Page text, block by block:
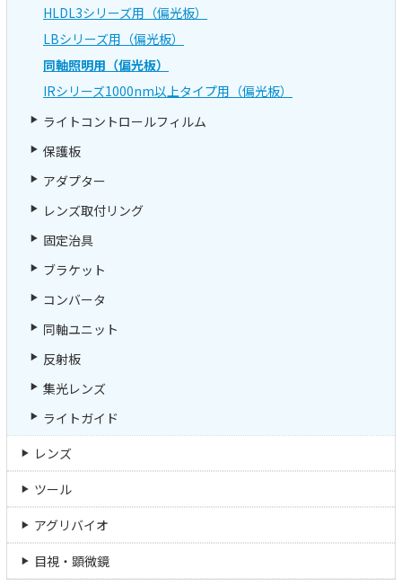
HLDL3シリーズ用（偏光板）
LBシリーズ用（偏光板）
同軸照明用（偏光板）
IRシリーズ1000nm以上タイプ用（偏光板）
ライトコントロールフィルム
保護板
アダプター
レンズ取付リング
固定治具
ブラケット
コンバータ
同軸ユニット
反射板
集光レンズ
ライトガイド
レンズ
ツール
アグリバイオ
目視・顕微鏡